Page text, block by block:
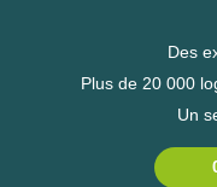
Des
Plus de 20 000
Un